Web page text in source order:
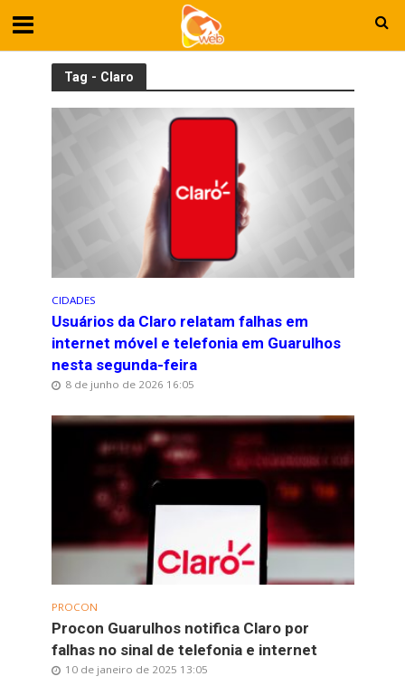
Tag - Claro
CIDADES
Usuários da Claro relatam falhas em
internet móvel e telefonia em Guarulhos
nesta segunda-feira
8 de junho de 2026 16:05
PROCON
Procon Guarulhos notifica Claro por
falhas no sinal de telefonia e internet
10 de janeiro de 2025 13:05